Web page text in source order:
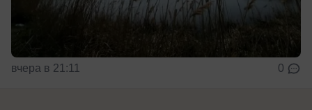
вчера в 21:11 0